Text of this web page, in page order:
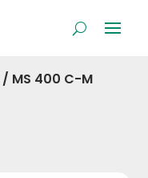
/ MS 400 C-M